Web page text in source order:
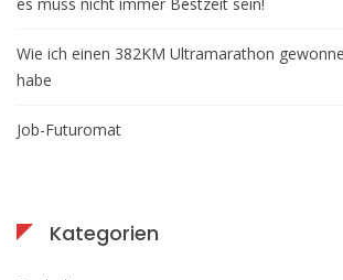
Wie ich einen 382KM Ultramarathon
habe
Job-Futuromat
Kategorien